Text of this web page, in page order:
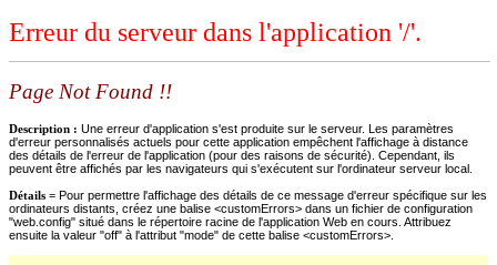
Erreur du serveur dans l'application '/'.
Page Not Found !!
Description : Une erreur d'application s'est produite sur le serveur. Les paramètres
d'erreur personnalisés actuels pour cette application empêchent l'affichage à distance
des détails de l'erreur de l'application (pour des raisons de sécurité). Cependant, ils
peuvent être affichés par les navigateurs qui s'exécutent sur l'ordinateur serveur local.
Détails = Pour permettre l'affichage des détails de ce message d'erreur spécifique sur les
ordinateurs distants, créez une balise <customErrors> dans un fichier de configuration
"web.config" situé dans le répertoire racine de l'application Web en cours. Attribuez
ensuite la valeur "off" à l'attribut "mode" de cette balise <customErrors>.